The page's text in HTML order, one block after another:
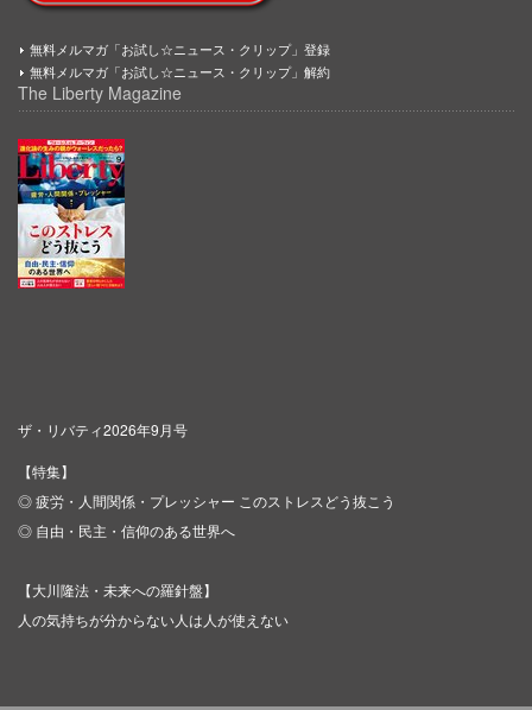
無料メルマガ「お試し☆ニュース・クリップ」登録
無料メルマガ「お試し☆ニュース・クリップ」解約
The Liberty Magazine
ザ・リバティ2026年9月号
【特集】
◎ 疲労・人間関係・プレッシャー このストレスどう抜こう
◎ 自由・民主・信仰のある世界へ
【大川隆法・未来への羅針盤】
人の気持ちが分からない人は人が使えない